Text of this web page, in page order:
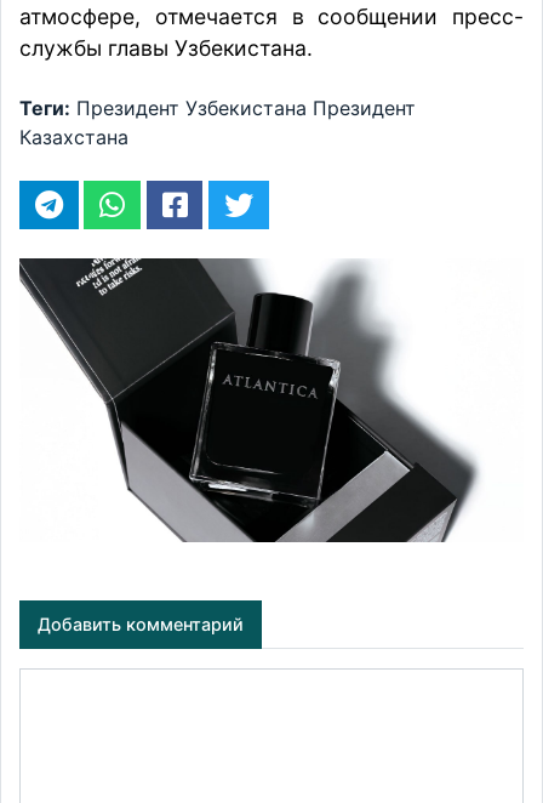
атмосфере, отмечается в сообщении пресс-
службы главы Узбекистана.
Теги: Президент Узбекистана Президент
Казахстана
Добавить комментарий